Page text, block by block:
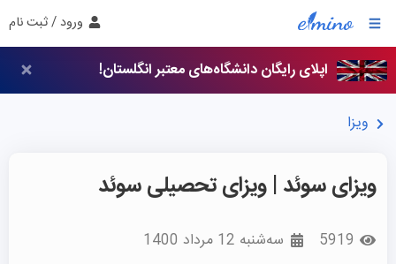
ورود / ثبت نام
اپلای رایگان دانشگاه‌های معتبر انگلستان!
ویزا
ویزای سوئد | ویزای تحصیلی سوئد
سه‌شنبه 12 مرداد 1400